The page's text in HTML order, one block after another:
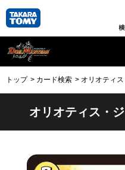
トップ カード検索 オリオティ
オリオティス・